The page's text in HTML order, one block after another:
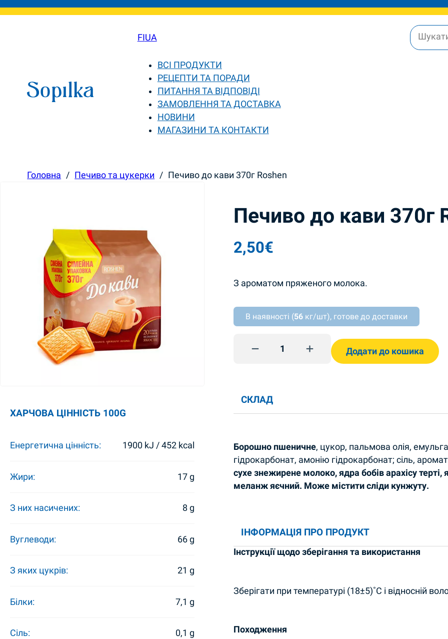
FIUA
ВСІ ПРОДУКТИ
РЕЦЕПТИ ТА ПОРАДИ
ПИТАННЯ ТА ВІДПОВІДІ
ЗАМОВЛЕННЯ ТА ДОСТАВКА
НОВИНИ
МАГАЗИНИ ТА КОНТАКТИ
Головна / Печиво та цукерки / Печиво до кави 370г Roshen
Печиво до кави 370г
2,50€
З ароматом пряженого молока.
В наявності (56 кг/шт), готове до доставки
Печиво до кави 370г Roshen quantity
Додати до кошика
ХАРЧОВА ЦІННІСТЬ 100G
Енергетична цінність: 1900 kJ / 452 kcal
Жири: 17 g
З них насичених: 8 g
Вуглеводи: 66 g
З яких цукрів: 21 g
Білки: 7,1 g
Сіль: 0,1 g
СКЛАД
Борошно пшеничне, цукор, пальмова олія,
гідрокарбонат, амонію гідрокарбонат; сіль,
сухе знежирене молоко, ядра бобів арахісу терті,
меланж яєчний. Може містити сліди кунжуту.
ІНФОРМАЦІЯ ПРО ПРОДУКТ
Інструкції щодо зберігання та використання
Зберігати при температурі (18±5)˚C і відносній
Походження